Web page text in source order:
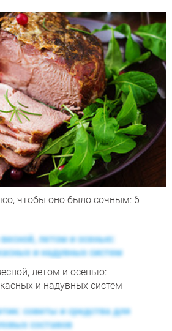
чтобы оно было сочным: 6
летом и осенью:
и надувных систем